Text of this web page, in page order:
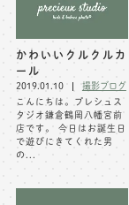
キ
かわいいクルクルカ
ール
2019.01.10
撮影ブログ
こんにちは。プレシュス
タジオ鎌倉鶴岡八幡宮前
店です。 今日はお誕生日
で遊びにきてくれた男
の...